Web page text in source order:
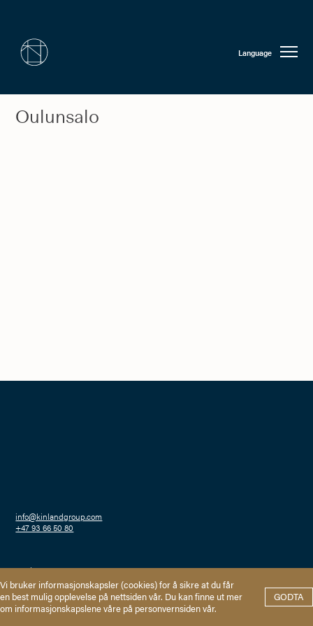
Language
Oulunsalo
info@kinlandgroup.com
+47 93 66 50 80
Haakon VIIs gate 2
0161 Oslo
Vi bruker informasjonskapsler (cookies) for å sikre at du får
en best mulig opplevelse på nettsiden vår. Du kan finne ut mer
om informasjonskapslene våre på personvernsiden vår.
GODTA